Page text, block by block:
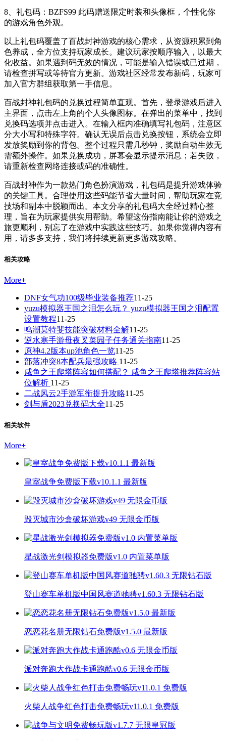
8、礼包码：BZFS99 此码赠送限定时装和头像框，个性化你
的游戏角色外观。
以上礼包码覆盖了百战封神游戏的核心需求，从资源积累到角
色养成，全方位支持玩家成长。建议玩家按顺序输入，以最大
化收益。如果遇到码无效的情况，可能是输入错误或已过期，
请检查拼写或等待官方更新。游戏社区经常发布新码，玩家可
加入官方群组获取第一手信息。
百战封神礼包码的兑换过程简单直观。首先，登录游戏后进入
主界面，点击左上角的个人头像图标。在弹出的菜单中，找到
兑换码选项并点击进入。在输入框内准确填写礼包码，注意区
分大小写和特殊字符。确认无误后点击兑换按钮，系统会立即
发放奖励到你的背包。整个过程只需几秒钟，奖励自动生效无
需额外操作。如果兑换成功，屏幕会显示提示消息；若失败，
请重新检查网络连接或码的准确性。
百战封神作为一款热门角色扮演游戏，礼包码是提升游戏体验
的关键工具。合理使用这些码能节省大量时间，帮助玩家在竞
技场和副本中脱颖而出。本文分享的礼包码大全经过精心整
理，旨在为玩家提供实用帮助。希望这份指南能让你的游戏之
旅更顺利，别忘了在游戏中实践这些技巧。如果你觉得内容有
用，请多多支持，我们将持续更新更多游戏攻略。
相关攻略
More+
DNF女气功100级毕业装备推荐11-25
yuzu模拟器王国之泪怎么玩？ yuzu模拟器王国之泪配置
设置教程11-25
鸣潮莫特斐技能突破材料全解11-25
逆水寒手游母夜叉菜园子任务通关指南11-25
原神4.2版本up池角色一览11-25
部落冲突8本配兵最强攻略 11-25
咸鱼之王爬塔阵容如何搭配？ 咸鱼之王爬塔推荐阵容站
位解析 11-25
二战风云2手游军衔提升攻略11-25
剑与盾2023兑换码大全11-25
相关软件
More+
皇室战争免费版下载v10.1.1 最新版
毁灭城市沙盒破坏游戏v49 无限金币版
星战激光剑模拟器免费版v1.0 内置菜单版
登山赛车单机版中国风赛道驰骋v1.60.3 无限钻石版
恋恋花名册无限钻石免费版v1.5.0 最新版
派对奔跑大作战卡通跑酷v0.6 无限金币版
火柴人战争红色打击免费畅玩v11.0.1 免费版